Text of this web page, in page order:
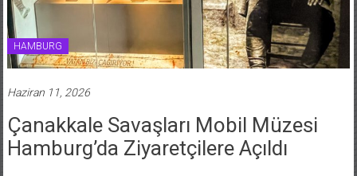
HAMBURG
Haziran 11, 2026
Çanakkale Savaşları Mobil Müzesi
Hamburg’da Ziyaretçilere Açıldı